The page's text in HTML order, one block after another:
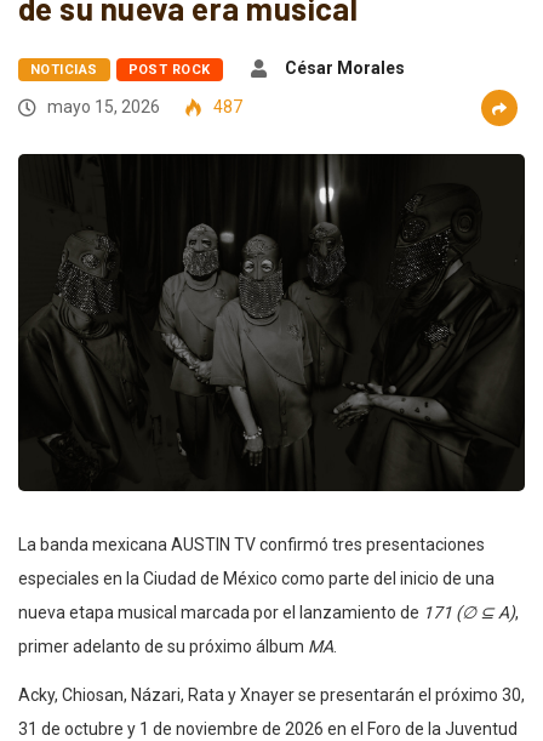
NOTICIAS POST ROCK
César Morales
mayo 15, 2026
487
La banda mexicana AUSTIN TV confirmó tres presentaciones
especiales en la Ciudad de México como parte del inicio de una
nueva etapa musical marcada por el lanzamiento de 171 (∅ ⊆ A),
primer adelanto de su próximo álbum MA.
Acky, Chiosan, Názari, Rata y Xnayer se presentarán el próximo 30,
31 de octubre y 1 de noviembre de 2026 en el Foro de la Juventud